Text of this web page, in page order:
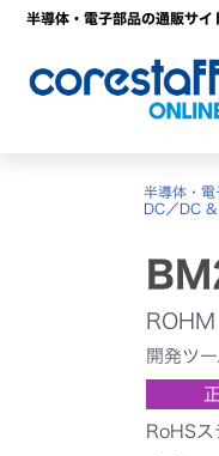
半導体・電子部品の通販サイ
半導体・電
DC／DC
ROHM
開発ツ
RoHSス